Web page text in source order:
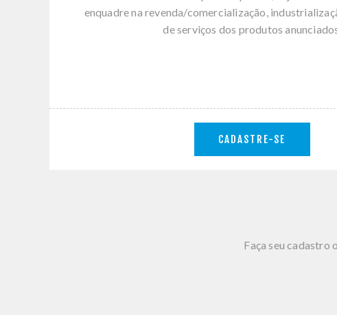
enquadre na revenda/comercialização,
de serviços dos produtos
CADASTRE-SE
Faça seu cadastro